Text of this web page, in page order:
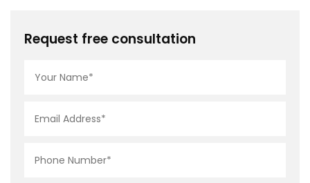
Request free consultation